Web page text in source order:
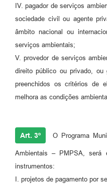
IV. pagador de serviços
sociedade civil ou agente
âmbito nacional ou
serviços ambientais;
V. provedor de serviços
direito público ou privado, ou
preenchidos os critérios de
melhora as condições
Art. 3º O Programa
Ambientais – PMPSA, será
instrumentos:
I. projetos de pagamento por